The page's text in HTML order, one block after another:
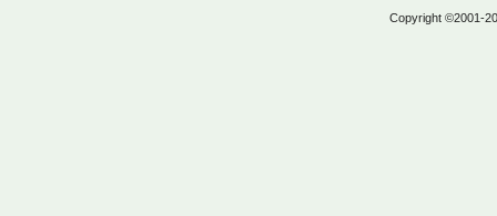
Copyright ©2001-